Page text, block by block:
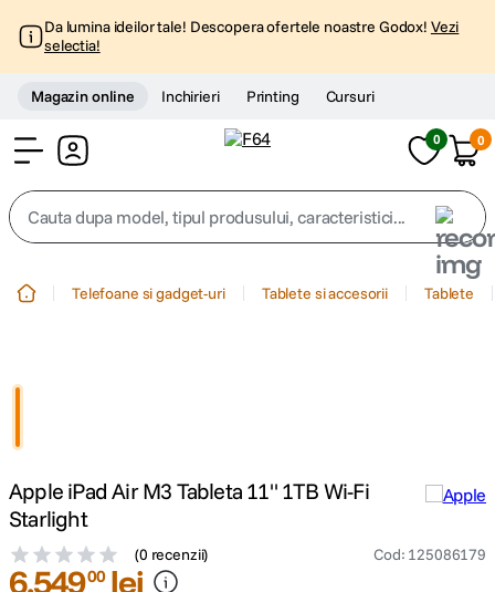
Da lumina ideilor tale! Descopera ofertele noastre Godox! Vezi
selectia!
Magazin online Inchirieri Printing Cursuri
0 0
Cauta dupa model, tipul produsului, caracteristici...
4. peak design
canon sx740 hs
Telefoane si gadget-uri Tablete si accesorii Tablete
Apple iPad Air M3 Tableta 11" 1TB Wi-Fi
Starlight
(0 recenzii) Cod: 125086179
6.54900 lei